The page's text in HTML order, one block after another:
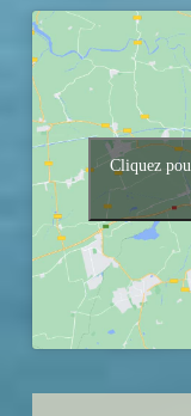
Cliquez